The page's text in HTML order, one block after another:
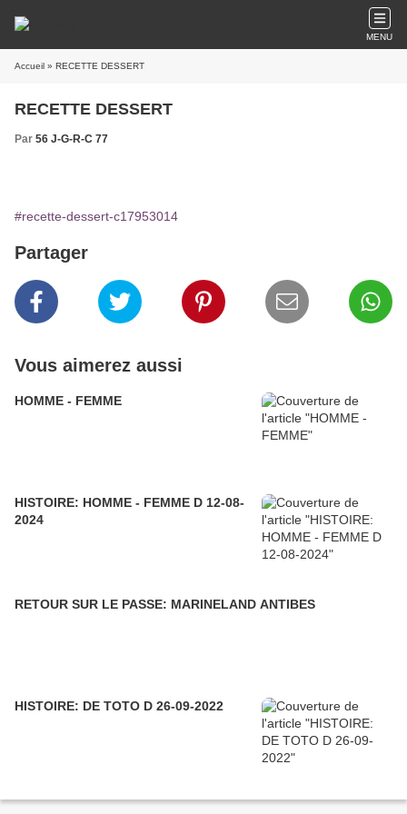
MENU
Accueil » RECETTE DESSERT
RECETTE DESSERT
Par 56 J-G-R-C 77
#recette-dessert-c17953014
Partager
Vous aimerez aussi
HOMME - FEMME
HISTOIRE: HOMME - FEMME D 12-08-
2024
RETOUR SUR LE PASSE: MARINELAND ANTIBES
HISTOIRE: DE TOTO D 26-09-2022